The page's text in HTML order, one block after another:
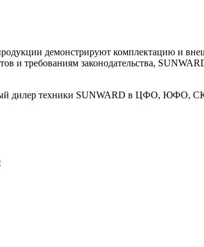
демонстрируют комплектацию и
и требованиям законодательства,
дилер техники SUNWARD в ЦФО, ЮФО,